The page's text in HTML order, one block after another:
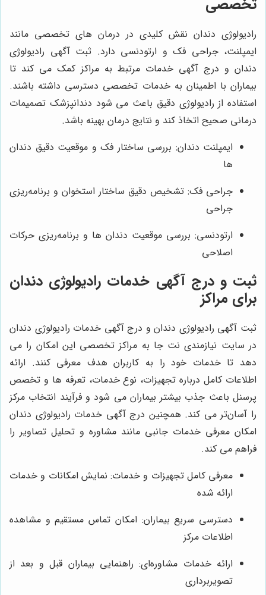
تخصصی
رادیولوژی دندان نقش کلیدی در درمان‌ های تخصصی مانند
ایمپلنت، جراحی فک و ارتودنسی دارد. ثبت آگهی رادیولوژی
دندان و درج آگهی خدمات مرتبط به مراکز کمک می کند تا
بیماران با اطمینان به خدمات تخصصی دسترسی داشته باشند.
استفاده از رادیولوژی دقیق باعث می شود دندانپزشک تصمیمات
درمانی صحیح اتخاذ کند و نتایج درمان بهینه باشد.
ایمپلنت دندان: بررسی ساختار فک و موقعیت دقیق دندان‌
ها
جراحی فک: تشخیص دقیق ساختار استخوان و برنامه‌ریزی
جراحی
ارتودنسی: بررسی موقعیت دندان‌ ها و برنامه‌ریزی حرکات
اصلاحی
ثبت و درج آگهی خدمات رادیولوژی دندان
برای مراکز
ثبت آگهی رادیولوژی دندان و درج آگهی خدمات رادیولوژی دندان
در سایت نیازمندی نت جا به مراکز تخصصی این امکان را می
دهد تا خدمات خود را به کاربران هدف معرفی کنند. ارائه
اطلاعات کامل درباره تجهیزات، نوع خدمات، تعرفه‌ ها و تخصص
پرسنل باعث جذب بیشتر بیماران می شود و فرآیند انتخاب مرکز
را آسان‌تر می کند. همچنین درج آگهی خدمات رادیولوژی دندان
امکان معرفی خدمات جانبی مانند مشاوره و تحلیل تصاویر را
فراهم می کند.
معرفی کامل تجهیزات و خدمات: نمایش امکانات و خدمات
ارائه شده
دسترسی سریع بیماران: امکان تماس مستقیم و مشاهده
اطلاعات مرکز
ارائه خدمات مشاوره‌ای: راهنمایی بیماران قبل و بعد از
تصویربرداری